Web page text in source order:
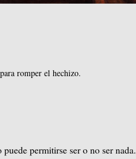
romper el hechizo.
permitirse ser o no ser nada.